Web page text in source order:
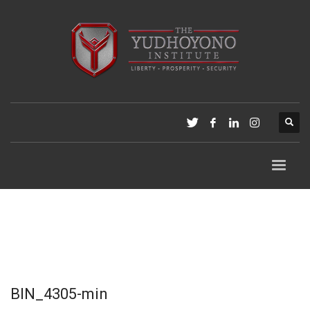
BIN_4305-min